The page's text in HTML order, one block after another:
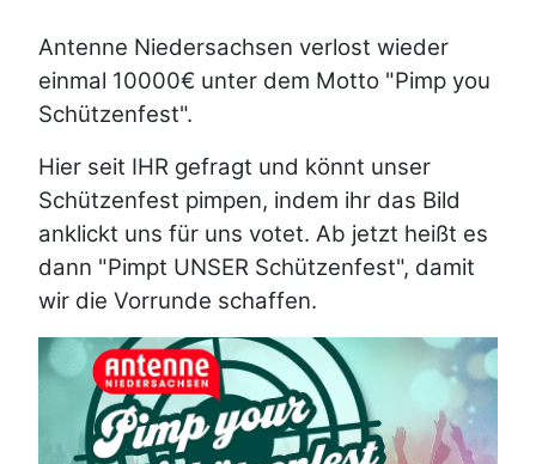
Antenne Niedersachsen verlost wieder
einmal 10000€ unter dem Motto "Pimp you
Schützenfest".
Hier seit IHR gefragt und könnt unser
Schützenfest pimpen, indem ihr das Bild
anklickt uns für uns votet. Ab jetzt heißt es
dann "Pimpt UNSER Schützenfest", damit
wir die Vorrunde schaffen.